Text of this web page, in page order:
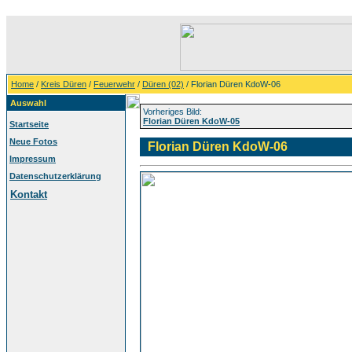
Home / Kreis Düren / Feuerwehr / Düren (02) / Florian Düren KdoW-06
Auswahl
Startseite
Neue Fotos
Impressum
Datenschutzerklärung
Kontakt
Vorheriges Bild:
Florian Düren KdoW-05
Florian Düren KdoW-06